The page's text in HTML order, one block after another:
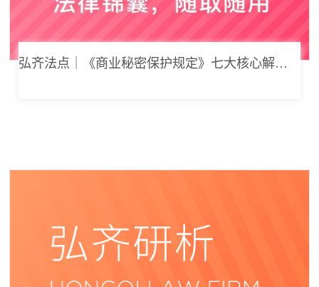
弘齐法点｜《商业秘密保护规定》七大核心解读，浅谈企业商业秘密合规管理新思路